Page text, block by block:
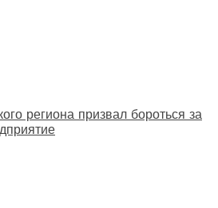
региона призвал бороться за